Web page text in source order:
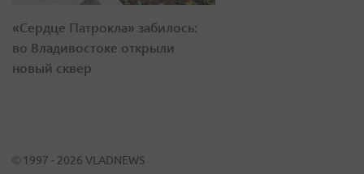
«Сердце Патрокла» забилось:
во Владивостоке открыли
новый сквер
© 1997 - 2026 VLADNEWS